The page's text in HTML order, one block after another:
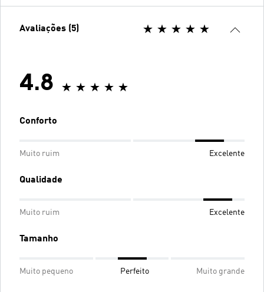
Avaliações (5)
4.8
Conforto
Muito ruim Excelente
Qualidade
Muito ruim Excelente
Tamanho
Muito pequeno Perfeito Muito grande